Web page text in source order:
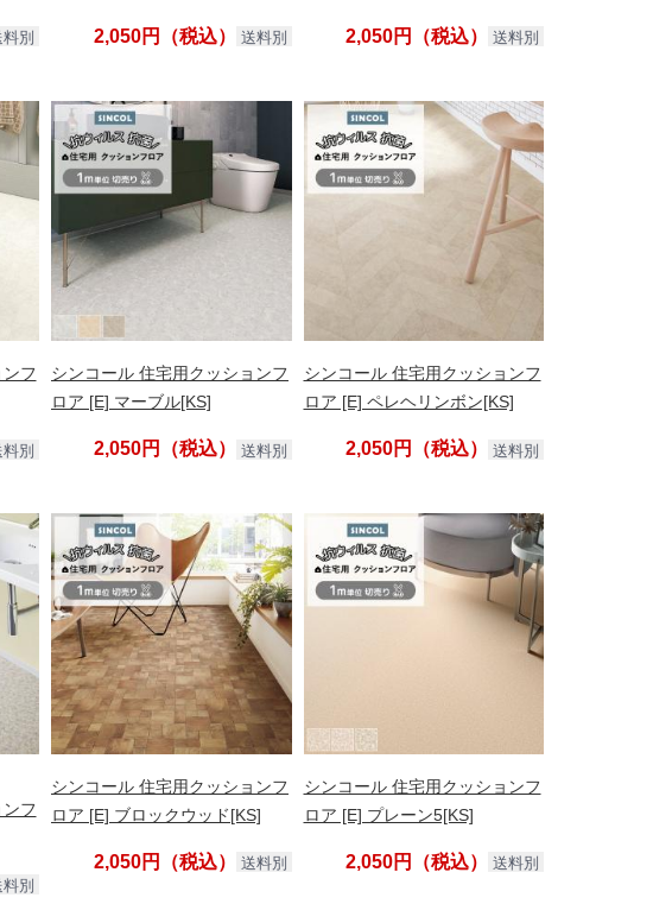
別 2,050円（税込） 送料別 2,050円（税込） 送料別
フ
料別
シンコール 住宅用クッションフ
ロア [E] マーブル[KS]
2,050円（税込） 送料別
シンコール 住宅用クッションフ
ロア [E] ペレヘリンボン[KS]
2,050円（税込） 送料別
フ
別
シンコール 住宅用クッションフ
ロア [E] ブロックウッド[KS]
2,050円（税込） 送料別
シンコール 住宅用クッションフ
ロア [E] プレーン5[KS]
2,050円（税込） 送料別